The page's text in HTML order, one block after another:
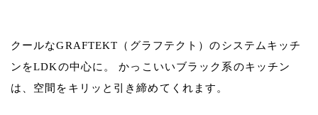
クールなGRAFTEKT（グラフテクト）のシステムキッチ
ンをLDKの中心に。
かっこいいブラック系のキッチン
は、空間をキリッと引き締めてくれます。